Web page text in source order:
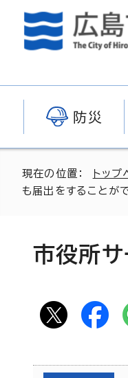
防災
現在の位置： トップ
も届出をすること
市役所